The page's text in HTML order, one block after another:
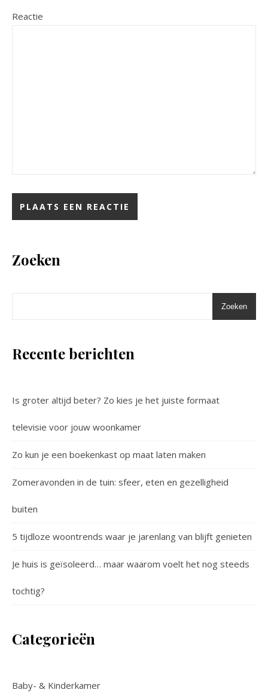
Reactie
Zoeken
Zoeken
Recente berichten
Is groter altijd beter? Zo kies je het juiste formaat
televisie voor jouw woonkamer
Zo kun je een boekenkast op maat laten maken
Zomeravonden in de tuin: sfeer, eten en gezelligheid
buiten
5 tijdloze woontrends waar je jarenlang van blijft genieten
Je huis is geïsoleerd… maar waarom voelt het nog steeds
tochtig?
Categorieën
Baby- & Kinderkamer